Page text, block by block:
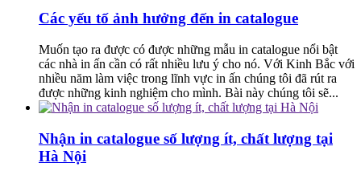
Các yếu tố ảnh hưởng đến in catalogue
Muốn tạo ra được có được những mẫu in catalogue nổi bật
các nhà in ấn cần có rất nhiều lưu ý cho nó. Với Kinh Bắc với
nhiều năm làm việc trong lĩnh vực in ấn chúng tôi đã rút ra
được những kinh nghiệm cho mình. Bài này chúng tôi sẽ...
Nhận in catalogue số lượng ít, chất lượng tại
Hà Nội